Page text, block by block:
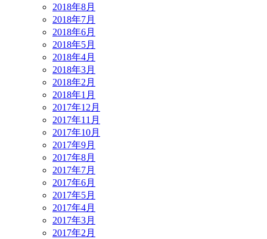
2018年8月
2018年7月
2018年6月
2018年5月
2018年4月
2018年3月
2018年2月
2018年1月
2017年12月
2017年11月
2017年10月
2017年9月
2017年8月
2017年7月
2017年6月
2017年5月
2017年4月
2017年3月
2017年2月